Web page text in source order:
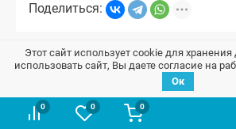
0 0 0
Поделиться:
Мы принимаем к оплате
Этот сайт использует cookie для
использовать сайт, Вы даете согласие на
Ок